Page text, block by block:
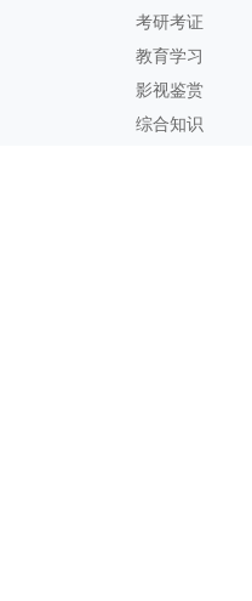
考研考证
教育学习
影视鉴赏
综合知识